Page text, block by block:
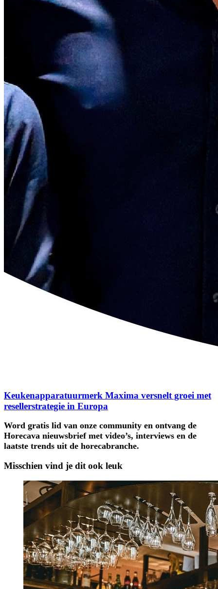
Keukenapparatuurmerk Maxima versnelt groei met
resellerstrategie in Europa
Word gratis lid van onze community en ontvang de
Horecava nieuwsbrief met video’s, interviews en de
laatste trends uit de horecabranche.
Misschien vind je dit ook leuk